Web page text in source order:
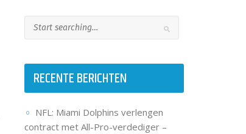
RECENTE BERICHTEN
NFL: Miami Dolphins verlengen
contract met All-Pro-verdediger –